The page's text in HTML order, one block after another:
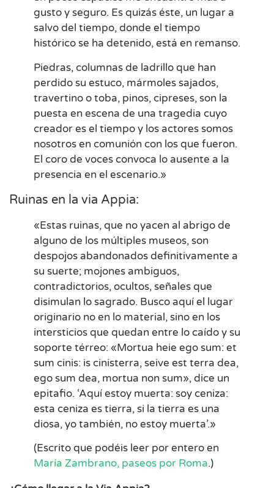
gusto y seguro. Es quizás éste, un lugar a
salvo del tiempo, donde el tiempo
histórico se ha detenido, está en remanso.
Piedras, columnas de ladrillo que han
perdido su estuco, mármoles sajados,
travertino o toba, pinos, cipreses, son la
puesta en escena de una tragedia cuyo
creador es el tiempo y los actores somos
nosotros en comunión con los que fueron.
El coro de voces convoca lo ausente a la
presencia en el escenario.»
Ruinas en la via Appia:
«Estas ruinas, que no yacen al abrigo de
alguno de los múltiples museos, son
despojos abandonados definitivamente a
su suerte; mojones ambiguos,
contradictorios, ocultos, señales que
disimulan lo sagrado. Busco aquí el lugar
originario no en lo material, sino en los
intersticios que quedan entre lo caído y su
soporte térreo: «Mortua heie ego sum: et
sum cinis: is cinisterra, seive est terra dea,
ego sum dea, mortua non sum», dice un
epitafio. ‘Aquí estoy muerta: soy ceniza:
esta ceniza es tierra, si la tierra es una
diosa, yo también, no estoy muerta’.»
(Escrito que podéis leer por entero en
María Zambrano, paseos por Roma.)